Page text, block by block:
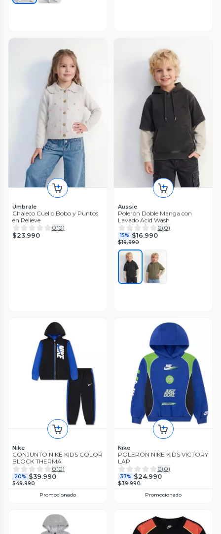
Umbrale
Chaleco Cuello Bobo y Puntos
en Relieve
0(0)
$23.990
Aussie
Polerón Doble Manga con
Lavado Acid Wash
0(0)
15% $16.990
$19.990
Nike
CONJUNTO NIKE KIDS COLOR
BLOCK THERMA
0(0)
20% $39.990
$49.990
Promocionado
Nike
POLERÓN NIKE KIDS VICTORY
LAP
0(0)
37% $24.990
$39.990
Promocionado